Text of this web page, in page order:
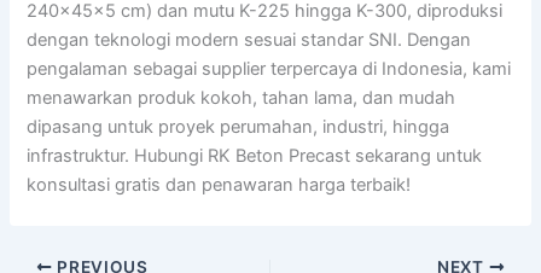
240x45x5 cm) dan mutu K-225 hingga K-300, diproduksi
dengan teknologi modern sesuai standar SNI. Dengan
pengalaman sebagai supplier terpercaya di Indonesia, kami
menawarkan produk kokoh, tahan lama, dan mudah
dipasang untuk proyek perumahan, industri, hingga
infrastruktur. Hubungi RK Beton Precast sekarang untuk
konsultasi gratis dan penawaran harga terbaik!
PREVIOUS NEXT